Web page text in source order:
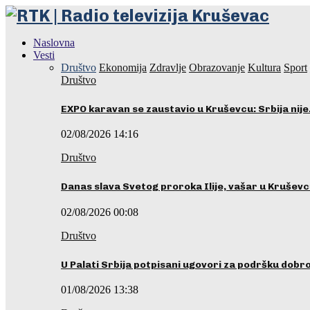
Naslovna
Vesti
Društvo Ekonomija Zdravlje Obrazovanje Kultura Sport
Društvo
EXPO karavan se zaustavio u Kruševcu: Srbija
02/08/2026 14:16
Društvo
Danas slava Svetog proroka Ilije, vašar u
02/08/2026 00:08
Društvo
U Palati Srbija potpisani ugovori za podršku
01/08/2026 13:38